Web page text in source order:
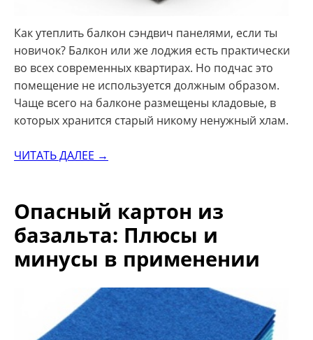
Как утеплить балкон сэндвич панелями, если ты
новичок? Балкон или же лоджия есть практически
во всех современных квартирах. Но подчас это
помещение не используется должным образом.
Чаще всего на балконе размещены кладовые, в
которых хранится старый никому ненужный хлам.
ЧИТАТЬ ДАЛЕЕ →
Опасный картон из
базальта: Плюсы и
минусы в применении